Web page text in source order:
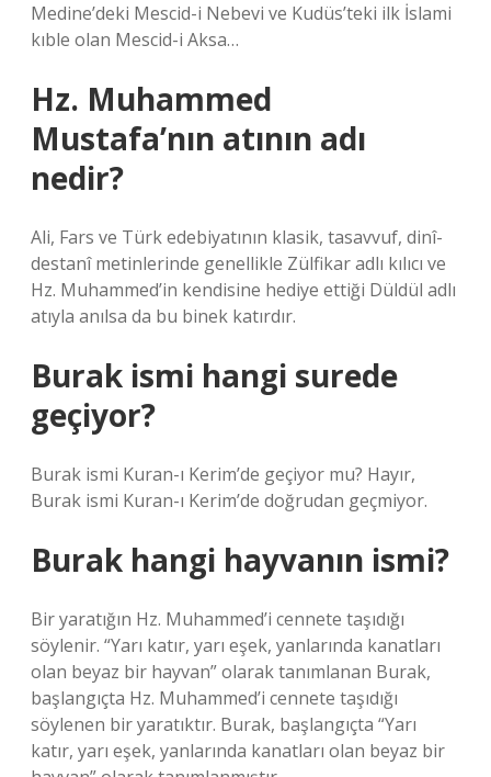
Medine’deki Mescid-i Nebevi ve Kudüs’teki ilk İslami
kıble olan Mescid-i Aksa…
Hz. Muhammed
Mustafa’nın atının adı
nedir?
Ali, Fars ve Türk edebiyatının klasik, tasavvuf, dinî-
destanî metinlerinde genellikle Zülfikar adlı kılıcı ve
Hz. Muhammed’in kendisine hediye ettiği Düldül adlı
atıyla anılsa da bu binek katırdır.
Burak ismi hangi surede
geçiyor?
Burak ismi Kuran-ı Kerim’de geçiyor mu? Hayır,
Burak ismi Kuran-ı Kerim’de doğrudan geçmiyor.
Burak hangi hayvanın ismi?
Bir yaratığın Hz. Muhammed’i cennete taşıdığı
söylenir. “Yarı katır, yarı eşek, yanlarında kanatları
olan beyaz bir hayvan” olarak tanımlanan Burak,
başlangıçta Hz. Muhammed’i cennete taşıdığı
söylenen bir yaratıktır. Burak, başlangıçta “Yarı
katır, yarı eşek, yanlarında kanatları olan beyaz bir